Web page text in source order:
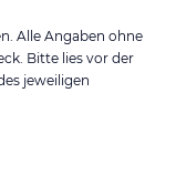
Alle Angaben ohne
Bitte lies vor der
jeweiligen